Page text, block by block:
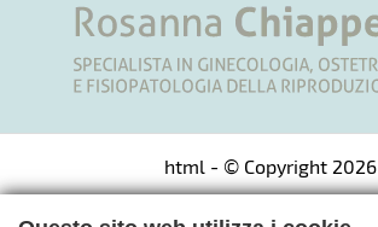
html - © Copyright 2026